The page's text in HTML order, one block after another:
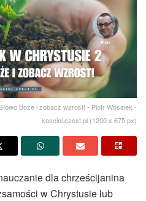
Boże i zobacz wzrost! - Piotr Wosinek -
kosciol.czest.pl (1200 x 675 px)
dla chrześcijanina
w Chrystusie lub